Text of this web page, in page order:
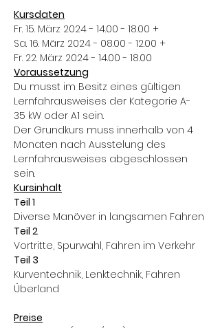
Kursdaten
Fr. 15. März 2024 - 14.00 - 18.00 +
Sa. 16. März 2024 - 08.00 - 12.00 +
Fr. 22. März 2024 - 14.00 - 18.00
Voraussetzung
Du musst im Besitz eines gültigen
Lernfahrausweises der Kategorie A-
35 kW oder A1 sein.
Der Grundkurs muss innerhalb von 4
Monaten nach Ausstelung des
Lernfahrausweises abgeschlossen
sein.
Kursinhalt
Teil 1
Diverse Manöver in langsamen Fahren​
Teil 2
Vortritte, Spurwahl, Fahren im Verkehr
Teil 3
Kurventechnik, Lenktechnik, Fahren
Überland
Preise